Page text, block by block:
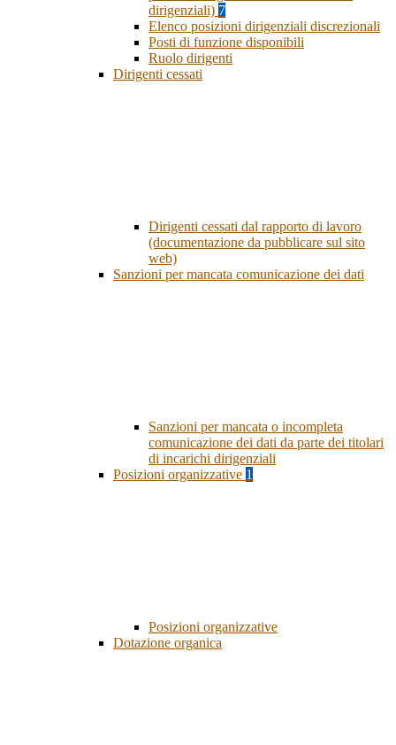
dirigenziali) 7
Elenco posizioni dirigenziali discrezionali
Posti di funzione disponibili
Ruolo dirigenti
Dirigenti cessati
Dirigenti cessati dal rapporto di lavoro
(documentazione da pubblicare sul sito
web)
Sanzioni per mancata comunicazione dei dati
Sanzioni per mancata o incompleta
comunicazione dei dati da parte dei titolari
di incarichi dirigenziali
Posizioni organizzative 1
Posizioni organizzative
Dotazione organica